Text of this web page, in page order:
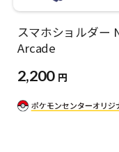
スマホショルダー
Arcade
2,200 円